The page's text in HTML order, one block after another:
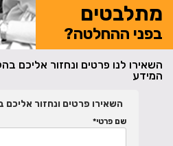
מתלבטים
בפני ההחלטה?
השאירו לנו פרטים ונחזור אליכם
המידע
השאירו פרטים ונחזור
שם פרטי*